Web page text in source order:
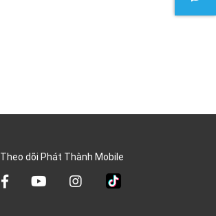
Theo dõi Phát Thành Mobile